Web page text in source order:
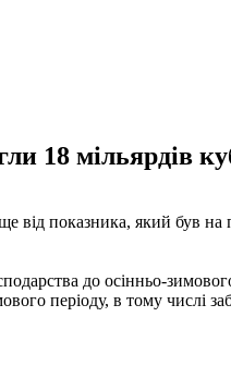
18 мільярдів
показника, який був на
до осінньо-
періоду, в тому числі